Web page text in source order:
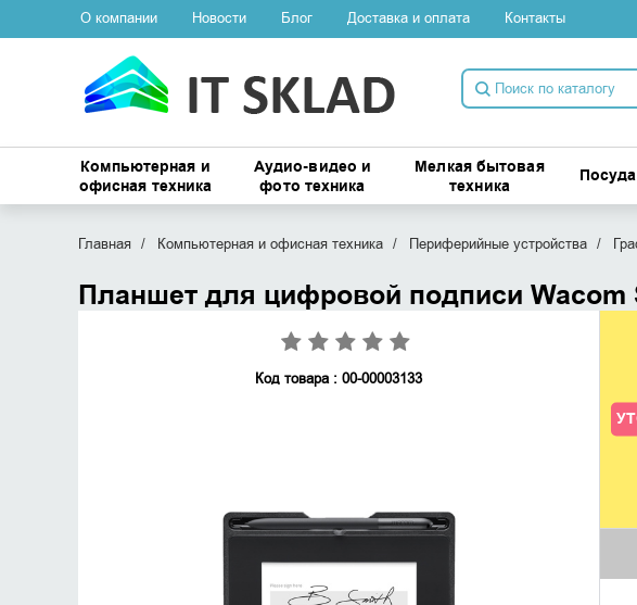
О компании Новости Блог Доставка и оплата Контакты
Компьютерная и
офисная техника
Аудио-видео и
фото техника
Мелкая бытовая
техника
Посуда
Главная Компьютерная и офисная техника Периферийные устройства
Планшет для цифровой подписи Wacom
Код товара : 00-00003133